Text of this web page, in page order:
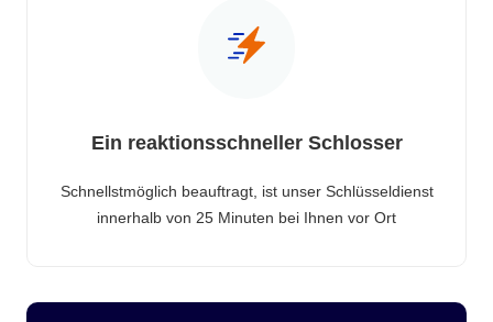
Ein reaktionsschneller Schlosser
Schnellstmöglich beauftragt, ist unser Schlüsseldienst
innerhalb von 25 Minuten bei Ihnen vor Ort